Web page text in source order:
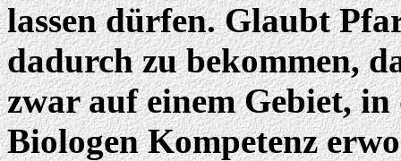
lassen dürfen. Glaubt
dadurch zu bekommen,
zwar auf einem Gebiet,
Biologen Kompetenz